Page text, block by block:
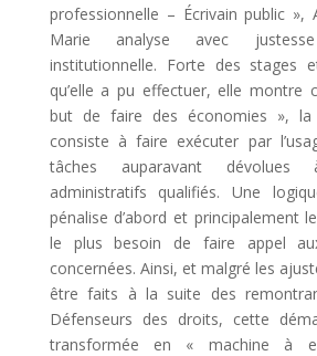
professionnelle – Écrivain public »,
Marie analyse avec
institutionnelle. Forte des stages
qu’elle a pu effectuer, elle montre
but de faire des économies », la
consiste à faire exécuter par
tâches auparavant
administratifs qualifiés. Une
pénalise d’abord et principalement
le plus besoin de faire appel
concernées. Ainsi, et malgré les
être faits à la suite des
Défenseurs des droits, cette
transformée en « machine à